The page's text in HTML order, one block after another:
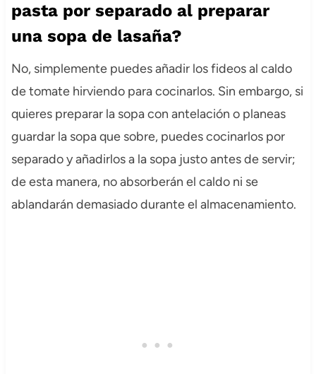
pasta por separado al preparar
una sopa de lasaña?
No, simplemente puedes añadir los fideos al caldo
de tomate hirviendo para cocinarlos. Sin embargo, si
quieres preparar la sopa con antelación o planeas
guardar la sopa que sobre, puedes cocinarlos por
separado y añadirlos a la sopa justo antes de servir;
de esta manera, no absorberán el caldo ni se
ablandarán demasiado durante el almacenamiento.